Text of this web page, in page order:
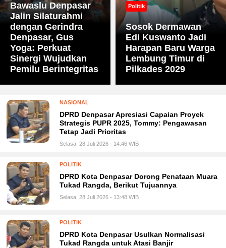
Bawaslu Denpasar
Jalin Silaturahmi
dengan Gerindra
Denpasar, Gus
Yoga: Perkuat
Sinergi Wujudkan
Pemilu Berintegritas
Politik
Sosok Dermawan
Edi Kuswanto Jadi
Harapan Baru Warga
Lembung Timur di
Pilkades 2029
NASIONAL
DPRD Denpasar Apresiasi Capaian Proyek
Strategis PUPR 2025, Tommy: Pengawasan
Tetap Jadi Prioritas
Selasa, 28 Juli 2026 - 14:46 WIB
POLITIK
DPRD Kota Denpasar Dorong Penataan Muara
Tukad Rangda, Berikut Tujuannya
Selasa, 28 Juli 2026 - 13:48 WIB
POLITIK
DPRD Kota Denpasar Usulkan Normalisasi
Tukad Rangda untuk Atasi Banjir